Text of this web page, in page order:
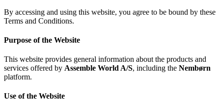
By accessing and using this website, you agree to be bound by these
Terms and Conditions.
Purpose of the Website
This website provides general information about the products and
services offered by Assemble World A/S, including the Nembørn
platform.
Use of the Website